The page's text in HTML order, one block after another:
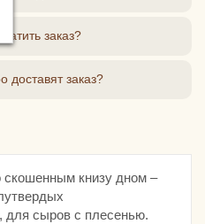
заказ?
доставят заказ?
книзу дном –
сыров с плесенью.